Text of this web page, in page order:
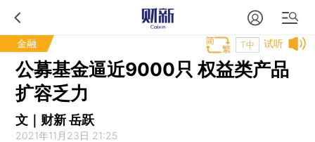
金融 试听
T中
公募基金逼近9000只 权益类产品
扩容乏力
文｜财新 岳跃
2021年11月23日 21:25